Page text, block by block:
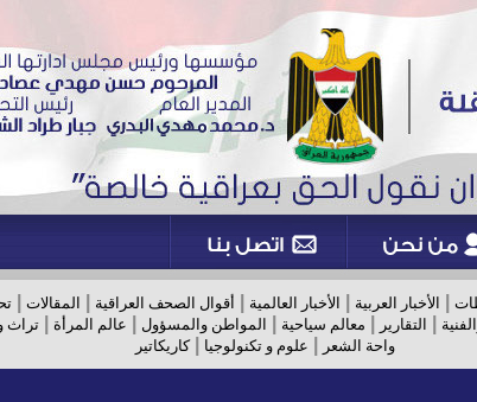
الأخبار العربية الأخبار العالمية أقوال الصحف العراقية المقالات
التقارير معالم سياحية المواطن والمسؤول عالم المرأة |تراث
واحة الشعر
علوم و تكنولوجيا |كاريكاتير